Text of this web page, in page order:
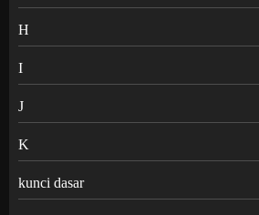
H
I
J
K
kunci dasar